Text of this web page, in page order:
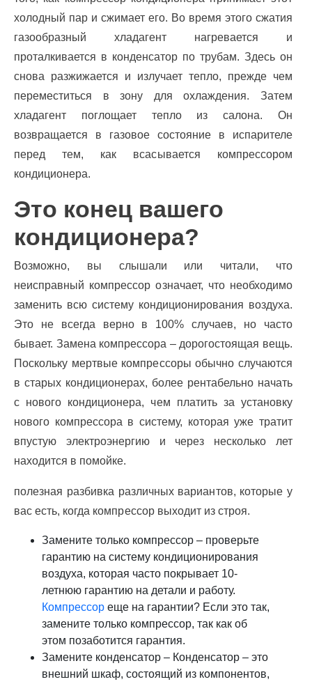
холодный пар и сжимает его. Во время этого сжатия
газообразный хладагент нагревается и
проталкивается в конденсатор по трубам. Здесь он
снова разжижается и излучает тепло, прежде чем
переместиться в зону для охлаждения. Затем
хладагент поглощает тепло из салона. Он
возвращается в газовое состояние в испарителе
перед тем, как всасывается компрессором
кондиционера.
Это конец вашего
кондиционера?
Возможно, вы слышали или читали, что
неисправный компрессор означает, что необходимо
заменить всю систему кондиционирования воздуха.
Это не всегда верно в 100% случаев, но часто
бывает. Замена компрессора – дорогостоящая вещь.
Поскольку мертвые компрессоры обычно случаются
в старых кондиционерах, более рентабельно начать
с нового кондиционера, чем платить за установку
нового компрессора в систему, которая уже тратит
впустую электроэнергию и через несколько лет
находится в помойке.
полезная разбивка различных вариантов, которые у
вас есть, когда компрессор выходит из строя.
Замените только компрессор – проверьте
гарантию на систему кондиционирования
воздуха, которая часто покрывает 10-
летнюю гарантию на детали и работу.
Компрессор еще на гарантии? Если это так,
замените только компрессор, так как об
этом позаботится гарантия.
Замените конденсатор – Конденсатор – это
внешний шкаф, состоящий из компонентов,